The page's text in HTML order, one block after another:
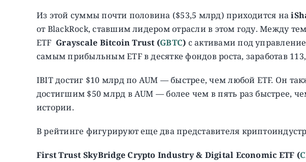
Из этой суммы почти половина ($53,5 млрд) приходится на
от BlackRock, ставшим лидером отрасли в этом году. Между
ETF Grayscale Bitcoin Trust (GBTC) c активами под
самым прибыльным ETF в десятке фондов роста, заработав
IBIT достиг $10 млрд по AUM — быстрее, чем любой ETF. Он
достигшим $50 млрд в AUM — более чем в пять раз быстрее,
истории.
В рейтинге фигурируют еще два представителя
FirstTrustSkyBridge Crypto Industry & Digital Economic ETF (